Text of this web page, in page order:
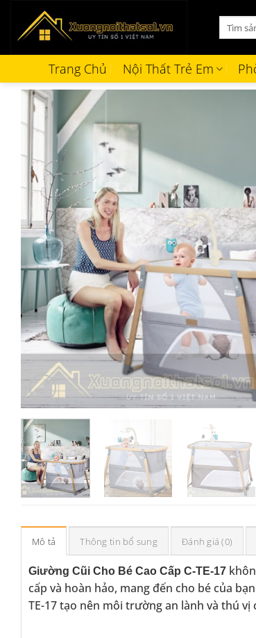
Tìm
kiếm:
Trang Chủ Nội Thất Trẻ Em
Mô tả Thông tin bổ sung Đánh giá (0)
Giường Cũi Cho Bé Cao Cấp C-TE-17
cấp và hoàn hảo, mang đến cho bé của
TE-17 tạo nên môi trường an lành và thú